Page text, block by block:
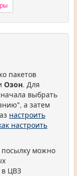
пакетов
Озон. Для
выбрать
а затем
настроить
настроить
посылку можно
в ЦВЗ